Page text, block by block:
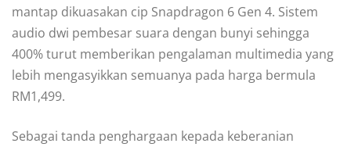
mantap dikuasakan cip Snapdragon 6 Gen 4. Sistem
audio dwi pembesar suara dengan bunyi sehingga
400% turut memberikan pengalaman multimedia yang
lebih mengasyikkan semuanya pada harga bermula
RM1,499.
Sebagai tanda penghargaan kepada keberanian